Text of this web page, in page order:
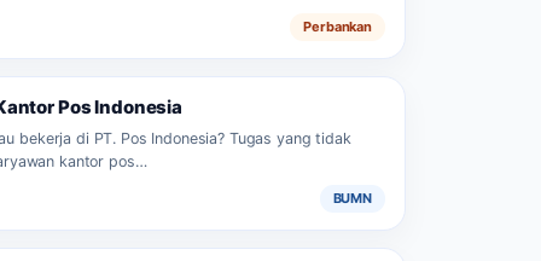
Perbankan
Pos Indonesia
bekerja di PT. Pos Indonesia? Tugas yang tidak
kantor pos…
BUMN